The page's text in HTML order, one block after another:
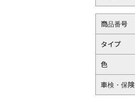
商品番号
タイプ
色
車検・保険